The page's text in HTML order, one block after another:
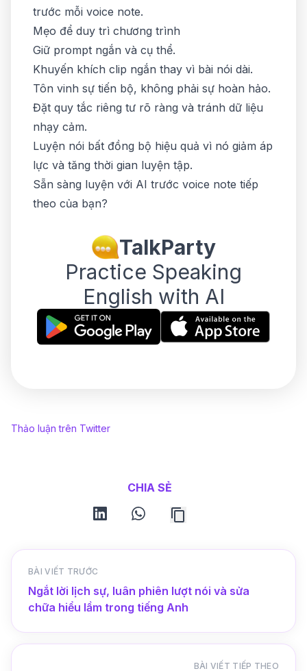
trước mỗi voice note.
Mẹo để duy trì chương trình
Giữ prompt ngắn và cụ thể.
Khuyến khích clip ngắn thay vì bài nói dài.
Tôn vinh sự tiến bộ, không phải sự hoàn hảo.
Đặt quy tắc riêng tư rõ ràng và tránh dữ liệu
nhạy cảm.
Luyện nói bất đồng bộ hiệu quả vì nó giảm áp
lực và tăng thời gian luyện tập.
Sẵn sàng luyện với AI trước voice note tiếp
theo của bạn?
TalkParty
Practice Speaking
English with AI
Thảo luận trên Twitter
CHIA SẺ
linkedin whatsapp
BÀI VIẾT TRƯỚC
Ngắt lời lịch sự, luân phiên lượt nói và sửa
chữa hiểu lầm trong tiếng Anh
BÀI VIẾT TIẾP THEO